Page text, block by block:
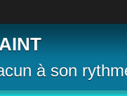
à son